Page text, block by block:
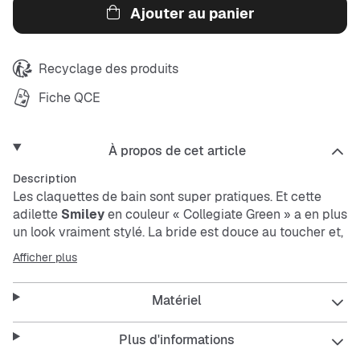
Ajouter au panier
Recyclage des produits
Fiche QCE
À propos de cet article
Description
Les claquettes de bain sont super pratiques. Et cette
adilette Smileyen couleur « Collegiate Green » a en plus
un look vraiment stylé. La bride est douce au toucher et,
grâce à son matériau tissé avec soin, elle a un style
unique. La doublure douce ajoute un confort
supplémentaire. Avec sa semelle extérieure en
caoutchouc robuste, elle est aussi très résistante. En
plus, cette adilette contient au moins 50% de matériaux
recyclés dans la partie supérieure !
Afficher plus
Matériel
Plus d'informations